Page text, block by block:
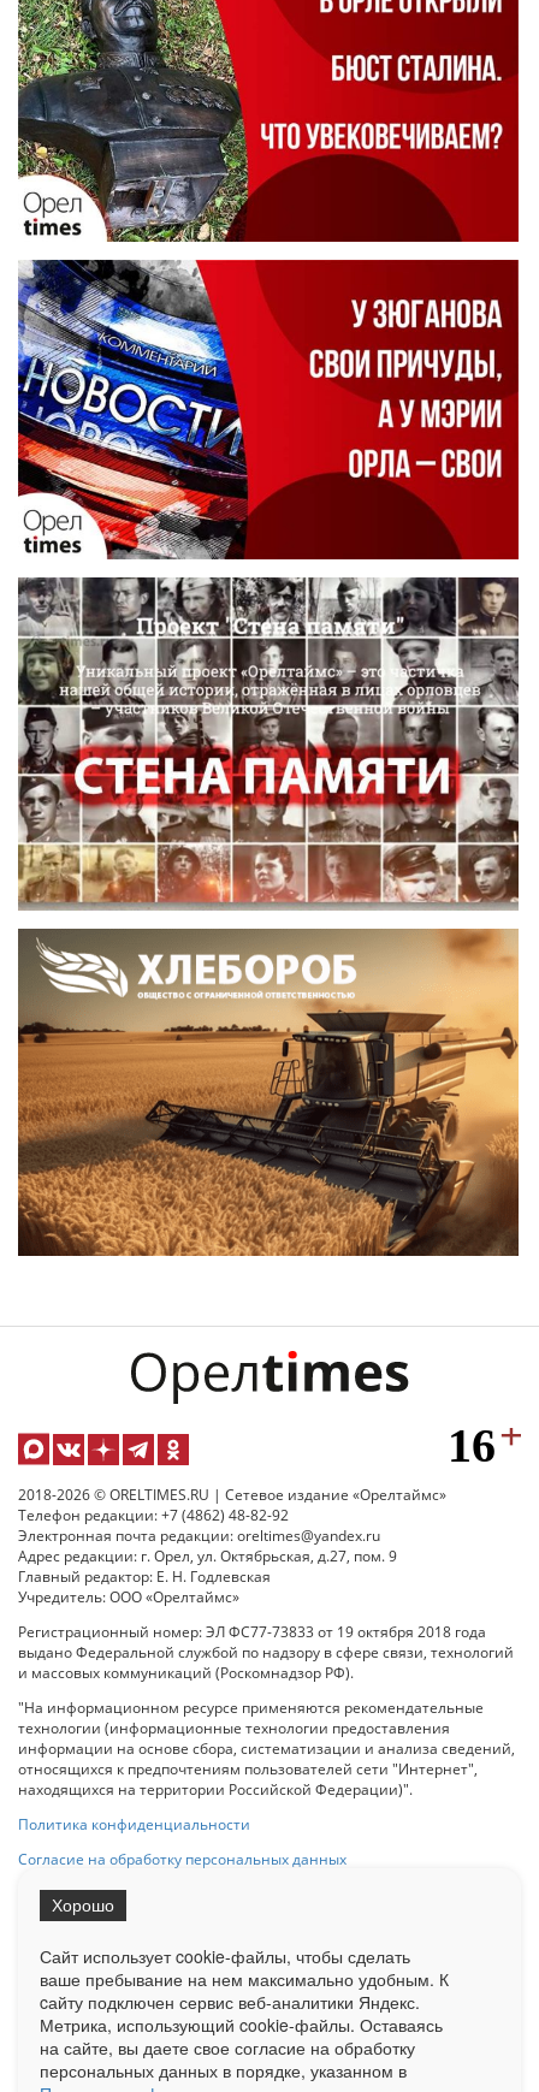
2018-2026 © ORELTIMES.RU | Сетевое издание «Орелтаймс»
Телефон редакции: +7 (4862) 48-82-92
Электронная почта редакции: oreltimes@yandex.ru
Адрес редакции: г. Орел, ул. Октябрьская, д.27, пом. 9
Главный редактор: Е. Н. Годлевская
Учредитель: ООО «Орелтаймс»
Регистрационный номер: ЭЛ ФС77-73833 от 19 октября 2018 года
выдано Федеральной службой по надзору в сфере связи, технологий
и массовых коммуникаций (Роскомнадзор РФ).
"На информационном ресурсе применяются рекомендательные
технологии (информационные технологии предоставления
информации на основе сбора, систематизации и анализа сведений,
относящихся к предпочтениям пользователей сети "Интернет",
находящихся на территории Российской Федерации)".
Политика конфиденциальности
Согласие на обработку персональных данных
на Сетевое издание «ОрелТаймс» обязательна.
Ограниченная статистика посещаемости доступна на сайте
Liveinternet.ru . Подробная статистика для рекламодателей по запросу
у менеджера.
Сайт использует cookie-файлы, чтобы сделать
ваше пребывание на нем максимально удобным. К
cайту подключен сервис веб-аналитики Яндекс.
Метрика, использующий cookie-файлы. Оставаясь
на сайте, вы даете свое согласие на обработку
персональных данных в порядке, указанном в
Хорошо